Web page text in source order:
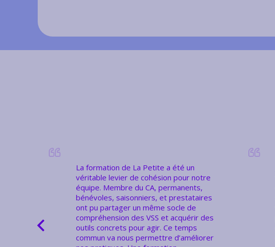
La formation de La Petite a été un
véritable levier de cohésion pour notre
équipe. Membre du CA, permanents,
bénévoles, saisonniers, et prestataires
ont pu partager un même socle de
compréhension des VSS et acquérir des
outils concrets pour agir. Ce temps
commun va nous permettre d’améliorer